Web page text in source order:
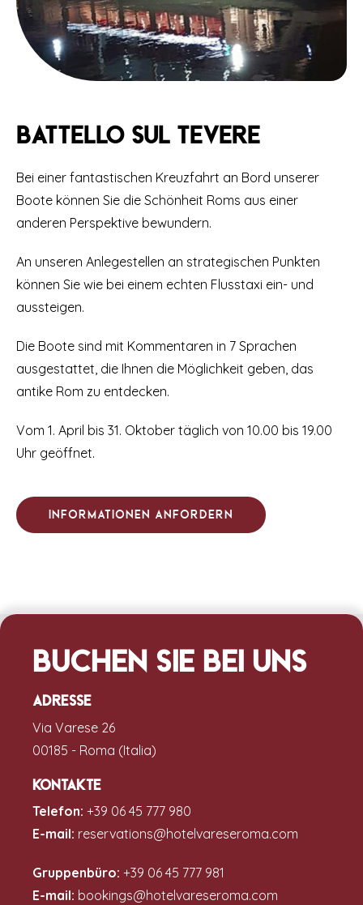
Battello sul tevere
Bei einer fantastischen Kreuzfahrt an Bord unserer
Boote können Sie die Schönheit Roms aus einer
anderen Perspektive bewundern.
An unseren Anlegestellen an strategischen Punkten
können Sie wie bei einem echten Flusstaxi ein- und
aussteigen.
Die Boote sind mit Kommentaren in 7 Sprachen
ausgestattet, die Ihnen die Möglichkeit geben, das
antike Rom zu entdecken.
Vom 1. April bis 31. Oktober täglich von 10.00 bis 19.00
Uhr geöffnet.
Informationen anfordern
Buchen Sie bei uns
Adresse
Via Varese 26
00185 - Roma (Italia)
Kontakte
Telefon: +39 06 45 777 980
E-mail: reservations@hotelvareseroma.com
Gruppenbüro: +39 06 45 777 981
E-mail: bookings@hotelvareseroma.com